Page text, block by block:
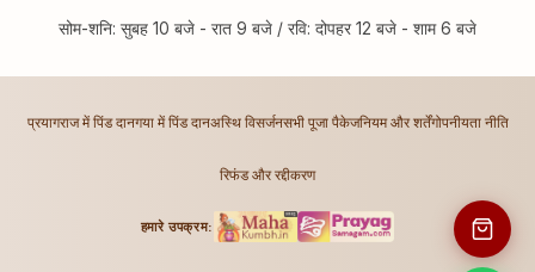
सोम-शनि: सुबह 10 बजे - रात 9 बजे / रवि: दोपहर 12 बजे - शाम 6 बजे
प्रयागराज में पिंड दानगया में पिंड दानअस्थि विसर्जनसभी पूजा पैकेजनियम और शर्तेंगोपनीयता नीति
रिफंड और रद्दीकरण
हमारे उपक्रम: